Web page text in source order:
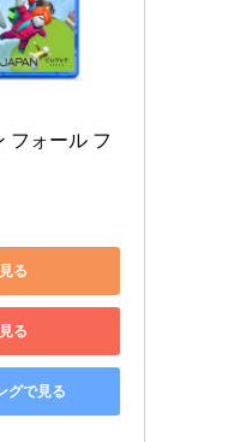
フォール フ
る
る
グで見る